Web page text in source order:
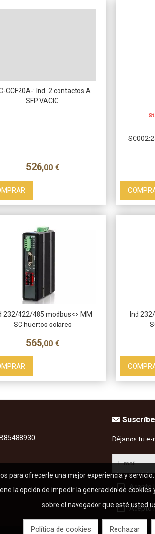
CCF20A-: Ind. 2 contactos A
SFP VACIO
526,00 €
232/422/485 modbus<> MM
SC huertos solares
565,00 €
Ind
Déjanos tu e-
Acepto
Acepto
para ofrecerle una mejor experiencia y
la opción de impedir la generación de
sobre el navegador que esté usted
Política de cookies Rechazar